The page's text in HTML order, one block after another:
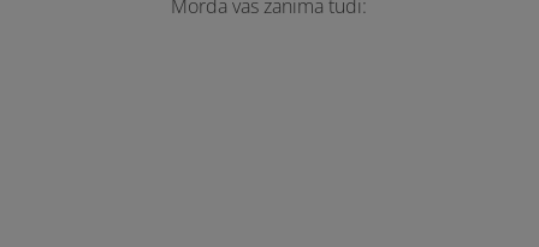
Morda vas zanima tudi: